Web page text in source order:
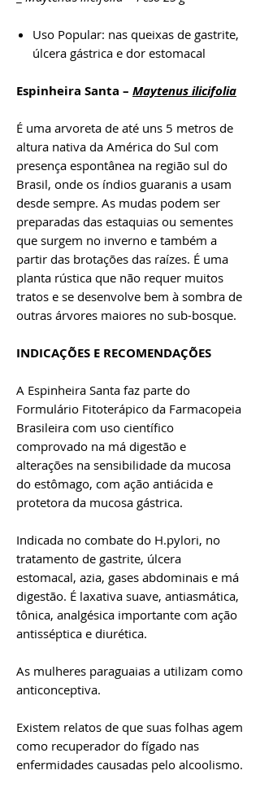
Uso Popular: nas queixas de gastrite,
úlcera gástrica e dor estomacal
Espinheira Santa – Maytenus ilicifolia
É uma arvoreta de até uns 5 metros de
altura nativa da América do Sul com
presença espontânea na região sul do
Brasil, onde os índios guaranis a usam
desde sempre. As mudas podem ser
preparadas das estaquias ou sementes
que surgem no inverno e também a
partir das brotações das raízes. É uma
planta rústica que não requer muitos
tratos e se desenvolve bem à sombra de
outras árvores maiores no sub-bosque.
INDICAÇÕES E RECOMENDAÇÕES
A Espinheira Santa faz parte do
Formulário Fitoterápico da Farmacopeia
Brasileira com uso científico
comprovado na má digestão e
alterações na sensibilidade da mucosa
do estômago, com ação antiácida e
protetora da mucosa gástrica.
Indicada no combate do H.pylori, no
tratamento de gastrite, úlcera
estomacal, azia, gases abdominais e má
digestão. É laxativa suave, antiasmática,
tônica, analgésica importante com ação
antisséptica e diurética.
As mulheres paraguaias a utilizam como
anticonceptiva.
Existem relatos de que suas folhas agem
como recuperador do fígado nas
enfermidades causadas pelo alcoolismo.